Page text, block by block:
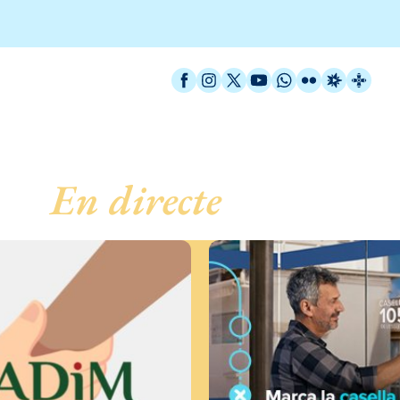
Facebook
Instagram
X / Twitter
YouTube
WhatsApp
FlickrRadio
En directe